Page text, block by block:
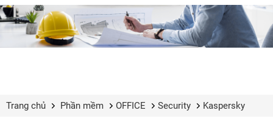
Trang chủ Phần mềm OFFICE Security Kaspersky